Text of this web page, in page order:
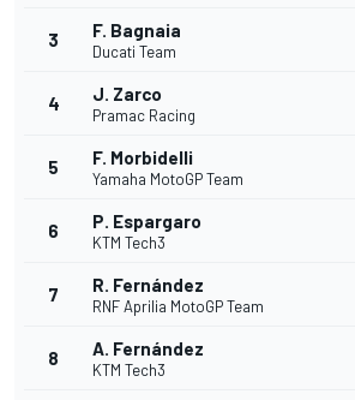
3 F. Bagnaia
Ducati Team
4 J. Zarco
Pramac Racing
5 F. Morbidelli
Yamaha MotoGP Team
6 P. Espargaro
KTM Tech3
7 R. Fernández
RNF Aprilia MotoGP Team
8 A. Fernández
KTM Tech3